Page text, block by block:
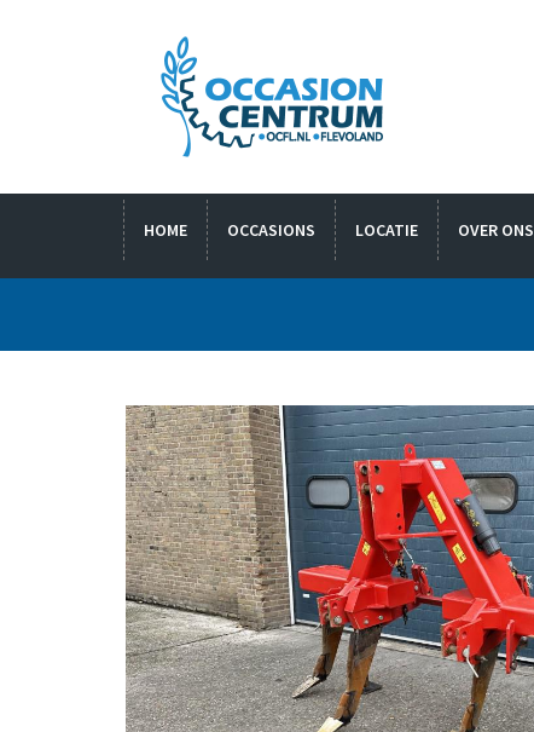
HOME OCCASIONS LOCATIE OVER ONS